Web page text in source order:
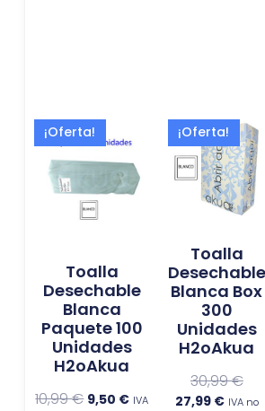
¡Oferta!
Toalla
Desechable
Blanca
Paquete 100
Unidades
H2oAkua
10,99€
El
precio
original
10,99 €.
9,50 €
precio
actual
es:
IVA
¡Oferta!
Toalla
Desechable
Blanca Box
300
Unidades
H2oAkua
30,99€
El
era:
27,99 €
El
precio
actual
es:
27,99 €.
IVA no